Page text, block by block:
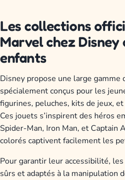
Les collections
Marvel chez Disney
enfants
Disney propose une large gamme
spécialement conçus pour les
figurines, peluches, kits de jeux,
Ces jouets s’inspirent des héros
Spider-Man, Iron Man, et Captain
colorés captivent facilement les
Pour garantir leur accessibilité,
sûrs et adaptés à la manipulation